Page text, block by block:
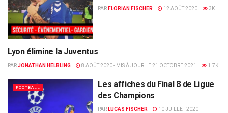
PAR FLORIAN FISCHER 12 AOÛT 2020 3K
LIGUE DES CHAMPIONS
Lyon élimine la Juventus
PARJONATHAN HELBLING 8 AOÛT 2020 - MIS À JOUR LE 21 OCTOBRE 2021 1.7K
FOOTBALL
Les affiches du Final 8 de Ligue
des Champions
PAR LUCAS FISCHER
10 JUILLET 2020